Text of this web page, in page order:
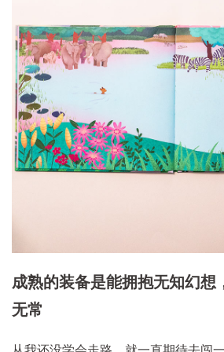
成熟的装备是能拥抱无知幻想
无常